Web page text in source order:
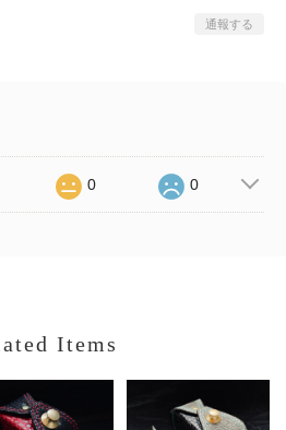
通報する
0 0
Items